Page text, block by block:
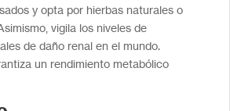
y opta por hierbas naturales o
vigila los niveles de
de daño renal en el mundo.
un rendimiento metabólico